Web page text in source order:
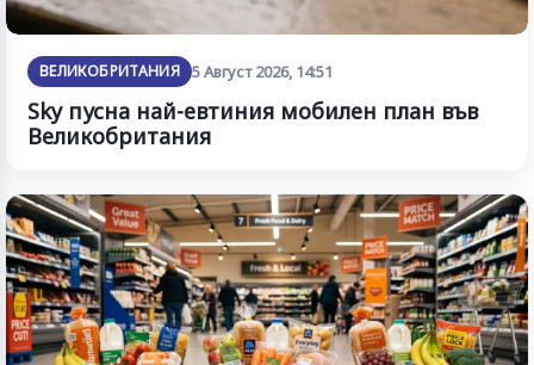
ВЕЛИКОБРИТАНИЯ 5 Август 2026, 14:51
Sky пусна най-евтиния мобилен план във
Великобритания